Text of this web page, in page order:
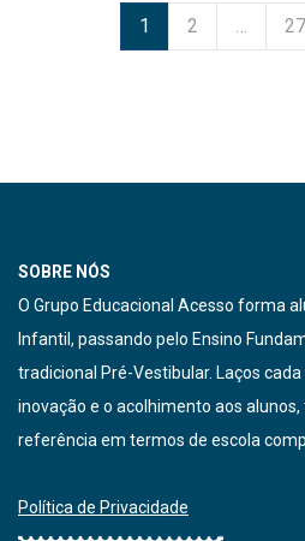
1 2 … 27
SOBRE NÓS
O Grupo Educacional Acesso forma
Infantil, passando pelo Ensino
tradicional Pré-Vestibular. Laços
inovação e o acolhimento aos
referência em termos de escola
Política de Privacidade